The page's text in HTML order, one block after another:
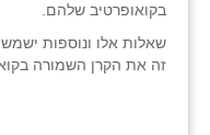
בקואופרטיב שלהם.
שאלות אלו ונוספות
זה את הקרן השמורה